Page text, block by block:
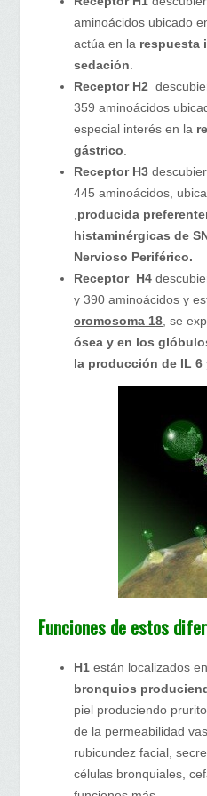
aminoácidos ubicado
actúa en la respuesta
sedación
Receptor H2
359 aminoácidos
especial interés en la
gástrico
Receptor H3
445 aminoácidos,
producida
histaminérgicas de
Nervioso Periférico.
Receptor H4
y 390 aminoácidos y
cromosoma 18 , se
ósea y en los
la producción de IL 6
Funciones de estos
H1 están localizados
bronquios
piel produciendo
de la permeabilidad
rubicundez facial,
células bronquiales,